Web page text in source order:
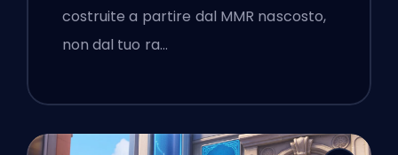
costruite a partire dal MMR nascosto,
non dal tuo ra…